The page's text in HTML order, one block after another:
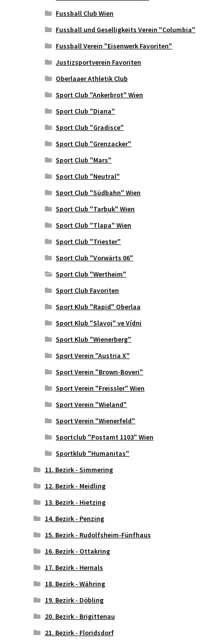
Fussball Club Wien
Fussball und Geselligkeits Verein "Columbia"
Fussball Verein "Eisenwerk Favoriten"
Justizsportverein Favoriten
Oberlaaer Athletik Club
Sport Club "Ankerbrot" Wien
Sport Club "Diana"
Sport Club "Gradisce"
Sport Club "Grenzacker"
Sport Club "Mars"
Sport Club "Neutral"
Sport Club "Südbahn" Wien
Sport Club "Tarbuk" Wien
Sport Club "Tlapa" Wien
Sport Club "Triester"
Sport Club "Vorwärts 06"
Sport Club "Wertheim"
Sport Club Favoriten
Sport Klub "Rapid" Oberlaa
Sport Klub "Slavoj" ve Vídni
Sport Klub "Wienerberg"
Sport Verein "Austria X"
Sport Verein "Brown-Boveri"
Sport Verein "Freissler" Wien
Sport Verein "Wieland"
Sport Verein "Wienerfeld"
Sportclub "Postamt 1103" Wien
Sportklub "Humanitas"
11. Bezirk - Simmering
12. Bezirk - Meidling
13. Bezirk - Hietzing
14. Bezirk - Penzing
15. Bezirk - Rudolfsheim-Fünfhaus
16. Bezirk - Ottakring
17. Bezirk - Hernals
18. Bezirk - Währing
19. Bezirk - Döbling
20. Bezirk - Brigittenau
21. Bezirk - Floridsdorf